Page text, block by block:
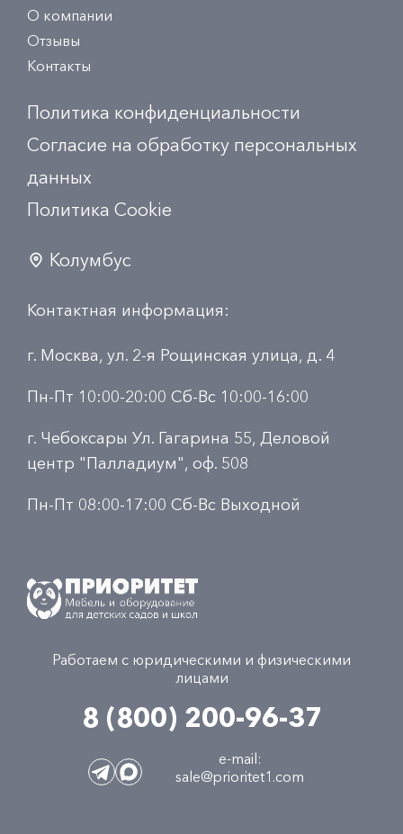
О компании
Отзывы
Контакты
Политика конфиденциальности
Согласие на обработку персональных
данных
Политика Сookie
Колумбус
Контактная информация:
г. Москва, ул. 2-я Рощинская улица, д. 4
Пн-Пт 10:00-20:00 Сб-Вс 10:00-16:00
г. Чебоксары Ул. Гагарина 55, Деловой
центр "Палладиум", оф. 508
Пн-Пт 08:00-17:00 Сб-Вс Выходной
Работаем с юридическими и физическими
лицами
8 (800) 200-96-37
e-mail:
sale@prioritet1.com